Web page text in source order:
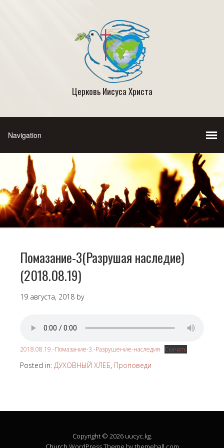
Церковь Иисуса Христа
Помазание-3(Разрушая наследие)
(2018.08.19)
19 августа, 2018 by
2018.08.19.-Помазание-3.-Разрушение-наследия Скачать
Posted in: ДУХОВНЫЙ ХЛЕБ, Проповеди
Copyright © 2026 uucyc.kg.